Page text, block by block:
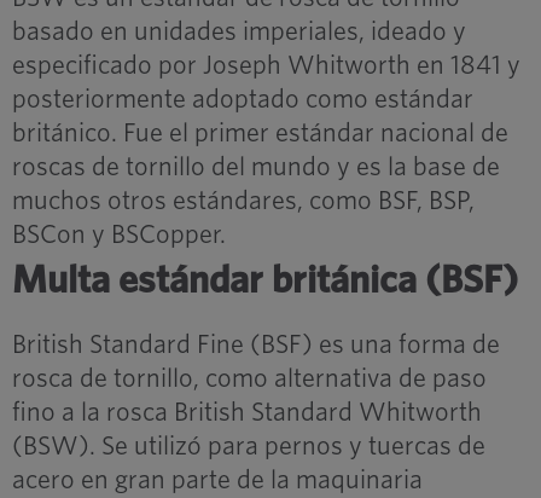
basado en unidades imperiales, ideado y
especificado por Joseph Whitworth en 1841 y
posteriormente adoptado como estándar
británico. Fue el primer estándar nacional de
roscas de tornillo del mundo y es la base de
muchos otros estándares, como BSF, BSP,
BSCon y BSCopper.
Multa estándar británica (BSF)
British Standard Fine (BSF) es una forma de
rosca de tornillo, como alternativa de paso
fino a la rosca British Standard Whitworth
(BSW). Se utilizó para pernos y tuercas de
acero en gran parte de la maquinaria